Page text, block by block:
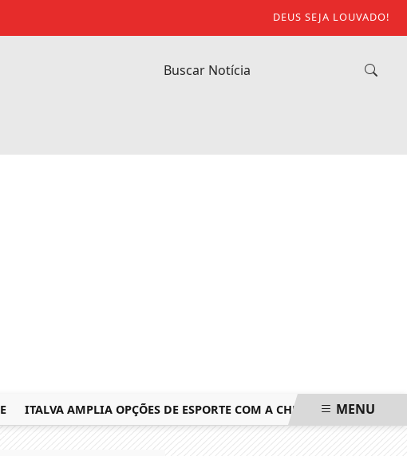
DEUS SEJA LOUVADO!
ITALVA AMPLIA OPÇÕES DE ESPORTE COM A CHEGADA DAS AULAS
MENU